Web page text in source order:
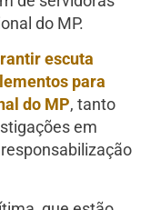
do MP.
escuta
para
do MP, tanto
em